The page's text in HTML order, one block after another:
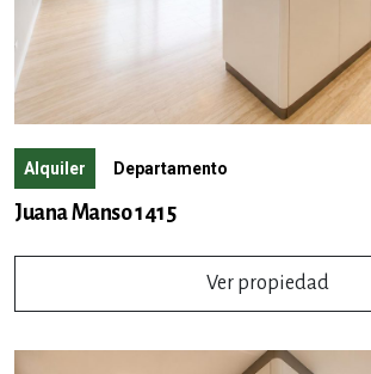
Alquiler Departamento
Juana Manso 1415
Ver propiedad